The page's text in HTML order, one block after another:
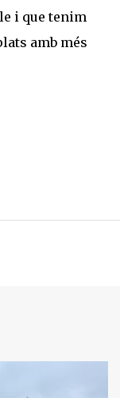
i que tenim
amb més